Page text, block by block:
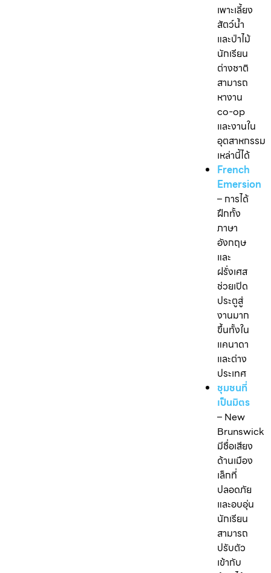
เพาะเลี้ยง
สัตว์น้ำ
และป่าไม้
นักเรียน
ต่างชาติ
สามารถ
หางาน
co-op
และงานใน
อุตสาหกรรม
เหล่านี้ได้
French
Emersion
– การได้
ฝึกทั้ง
ภาษา
อังกฤษ
และ
ฝรั่งเศส
ช่วยเปิด
ประตูสู่
งานมาก
ขึ้นทั้งใน
แคนาดา
และต่าง
ประเทศ
ชุมชนที่
เป็นมิตร
– New
Brunswick
มีชื่อเสียง
ด้านเมือง
เล็กที่
ปลอดภัย
และอบอุ่น
นักเรียน
สามารถ
ปรับตัว
เข้ากับ